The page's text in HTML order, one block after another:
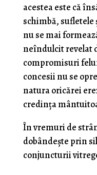
acestea este că
schimbă,
nu se mai
neîndulcit revelat
compromisuri
concesii nu se
natura oricărei
credința
În vremuri de
dobândește prin
conjuncturii